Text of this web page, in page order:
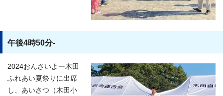
午後4時50分-
2024おんさいよー木田
ふれあい夏祭りに出席
し、あいさつ（木田小